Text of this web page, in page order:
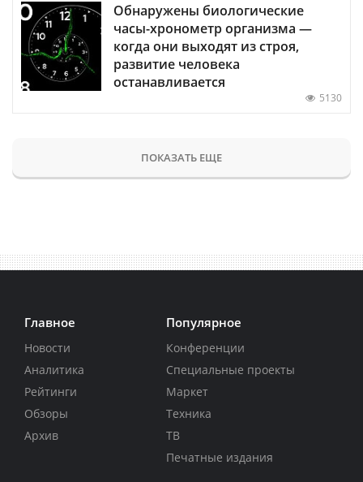
Обнаружены биологические
часы-хронометр организма —
когда они выходят из строя,
развитие человека
останавливается
5130
ПОКАЗАТЬ ЕЩЕ
Главное
Новости
Аналитика
Рейтинги
Обзоры
Архив
Популярное
Конференции
Специальные проекты
Маркет
Техника
ТВ
Печатные издания